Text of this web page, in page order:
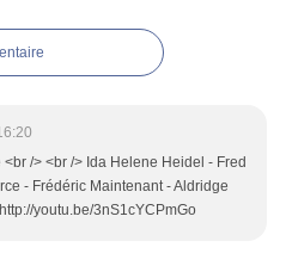
/> <br /> Ida Helene Heidel - Fred
- Frédéric Maintenant - Aldridge
youtu.be/3nS1cYCPmGo